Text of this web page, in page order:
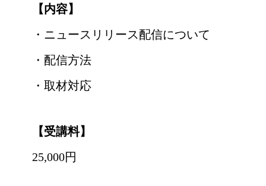
【内容】
・ニュースリリース配信について
・配信方法
・取材対応
【受講料】
25,000円